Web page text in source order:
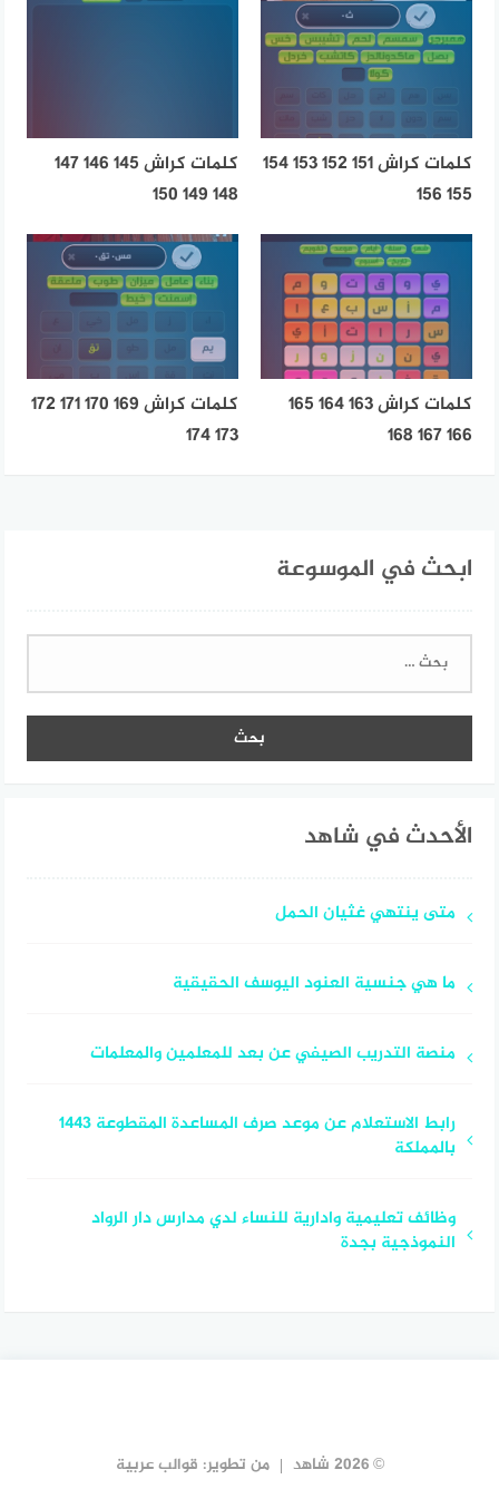
كلمات كراش 151 152 153 154
155 156
كلمات كراش 145 146 147
148 149 150
كلمات كراش 163 164 165
166 167 168
كلمات كراش 169 170 171 172
173 174
ابحث في الموسوعة
البحث
الأحدث في شاهد
متى ينتهي غثيان الحمل
ما هي جنسية العنود اليوسف الحقيقية
منصة التدريب الصيفي عن بعد للمعلمين والمعلمات
رابط الاستعلام عن موعد صرف المساعدة المقطوعة 1443
بالمملكة
وظائف تعليمية وادارية للنساء لدي مدارس دار الرواد
النموذجية بجدة
© 2026 شاهد من تطوير: قوالب عربية